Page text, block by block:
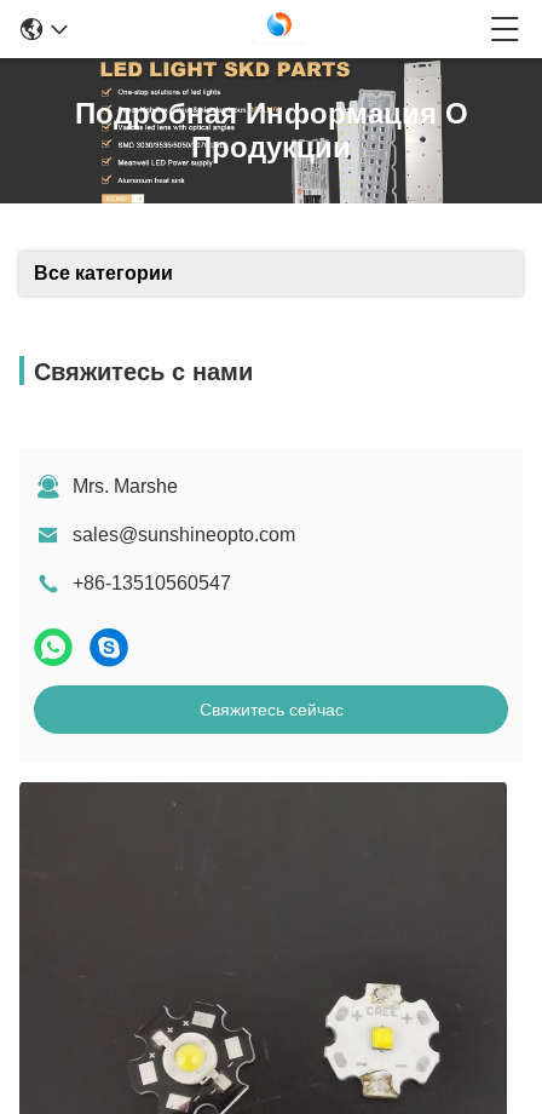
Подробная Информация О
Продукции
Все категории
Свяжитесь с нами
Mrs. Marshe
sales@sunshineopto.com
+86-13510560547
Свяжитесь сейчас